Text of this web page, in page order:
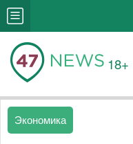
18+
Экономика